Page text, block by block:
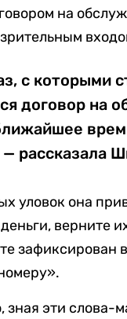
на
с которыми
договор на
рассказала
уловок она
верните
зафиксирован
зная эти слова-